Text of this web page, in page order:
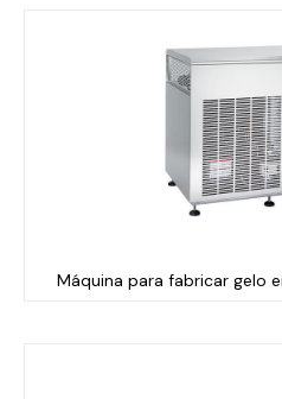
Máquina para fabricar gelo